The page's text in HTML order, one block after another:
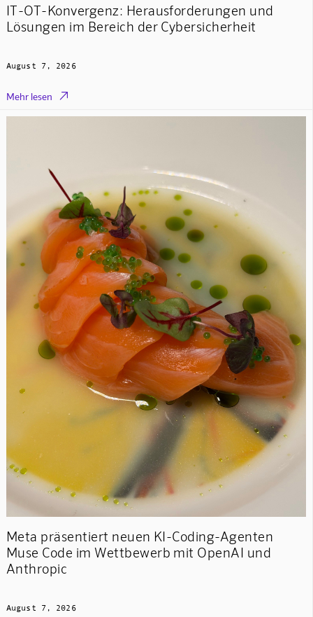
IT-OT-Konvergenz: Herausforderungen und
Lösungen im Bereich der Cybersicherheit
August 7, 2026
Mehr lesen 
Meta präsentiert neuen KI-Coding-Agenten
Muse Code im Wettbewerb mit OpenAI und
Anthropic
August 7, 2026